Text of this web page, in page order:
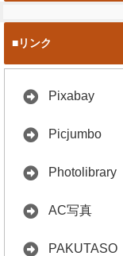
■リンク
Pixabay
Picjumbo
Photolibrary
AC写真
PAKUTASO